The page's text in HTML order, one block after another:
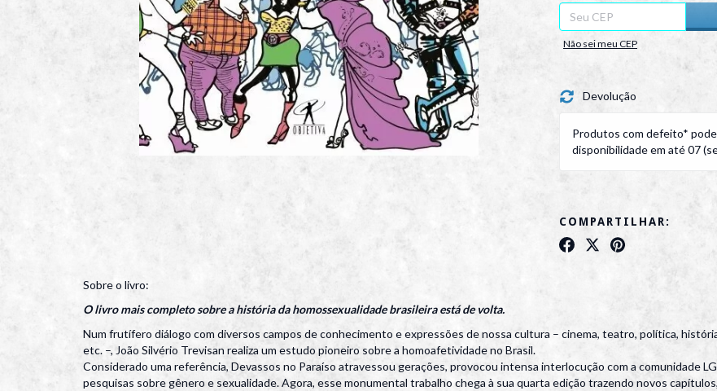
Não sei meu CEP
Devolução
Produtos com defeito*
disponibilidade em até 07
COMPARTILHAR:
Sobre o livro:
O livro mais completo sobre a história da homossexualidade brasileira está de volta.
Num frutífero diálogo com diversos campos de conhecimento e expressões de nossa cultura – cinema, teatro, política,
etc. –, João Silvério Trevisan realiza um estudo pioneiro sobre a homoafetividade no Brasil.
Considerado uma referência, Devassos no Paraíso atravessou gerações, provocou intensa interlocução com a comunidade
pesquisas sobre gênero e sexualidade. Agora, esse monumental trabalho chega à sua quarta edição trazendo novos